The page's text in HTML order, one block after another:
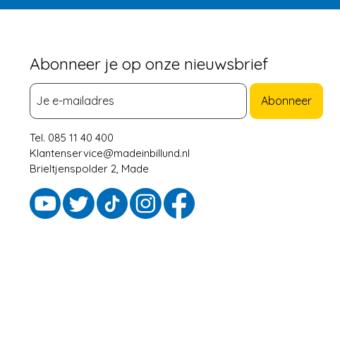
Abonneer je op onze nieuwsbrief
Abonneer
Tel. 085 11 40 400
Klantenservice@madeinbillund.nl
Brieltjenspolder 2, Made